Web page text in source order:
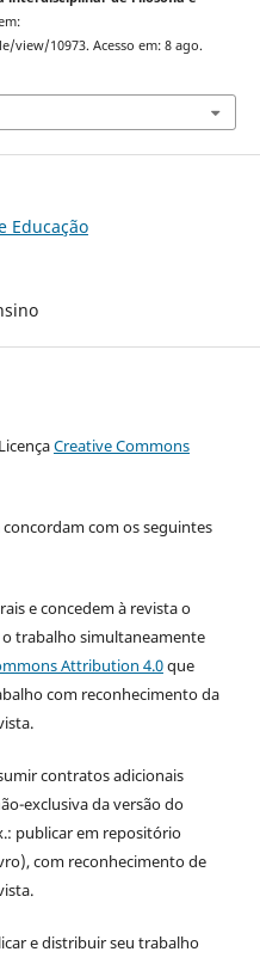
10973. Acesso em: 8 ago.
Educação
Creative Commons
com os seguintes
e concedem à revista o
trabalho simultaneamente
Attribution 4.0que
com reconhecimento da
contratos adicionais
exclusiva da versão do
publicar em repositório
com reconhecimento de
e distribuir seu trabalho